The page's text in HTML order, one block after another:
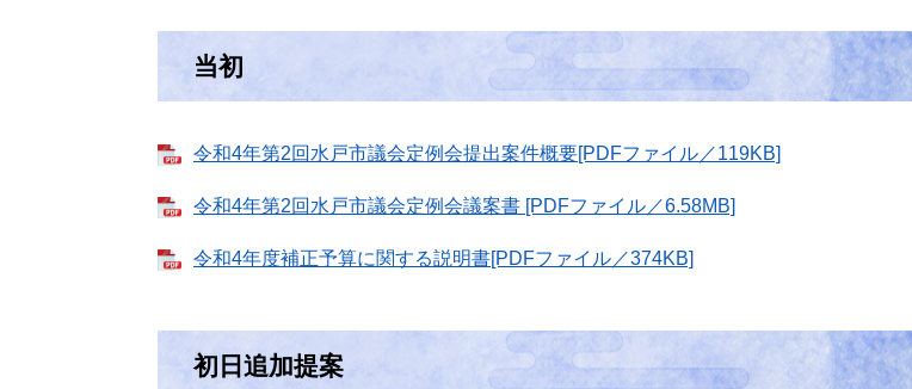
当初
令和4年第2回水戸市議会定例会提出案件概要[PDFファイル／119KB]
令和4年第2回水戸市議会定例会議案書 [PDFファイル／6.58MB]
令和4年度補正予算に関する説明書[PDFファイル／374KB]
初日追加提案